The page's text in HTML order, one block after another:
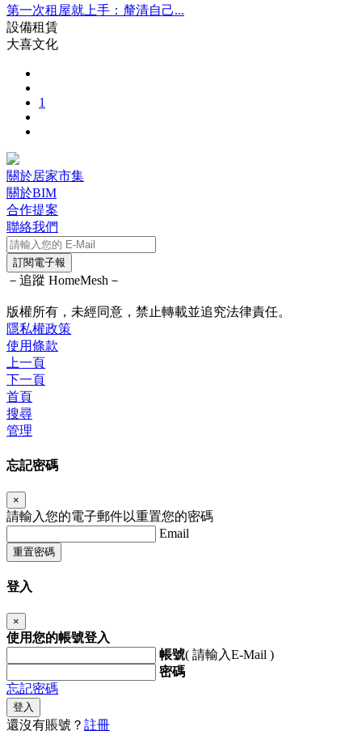
第一次租屋就上手：釐清自己...
設備租賃
大喜文化
1
關於居家市集
關於BIM
合作提案
聯絡我們
訂閱電子報
－追蹤 HomeMesh－
版權所有，未經同意，禁止轉載並追究法律責任。
隱私權政策
使用條款
上一頁
下一頁
首頁
搜尋
管理
忘記密碼
×
請輸入您的電子郵件以重置您的密碼
Email
重置密碼
登入
×
使用您的帳號登入
帳號( 請輸入E-Mail )
密碼
忘記密碼
登入
還沒有賬號？ 註冊